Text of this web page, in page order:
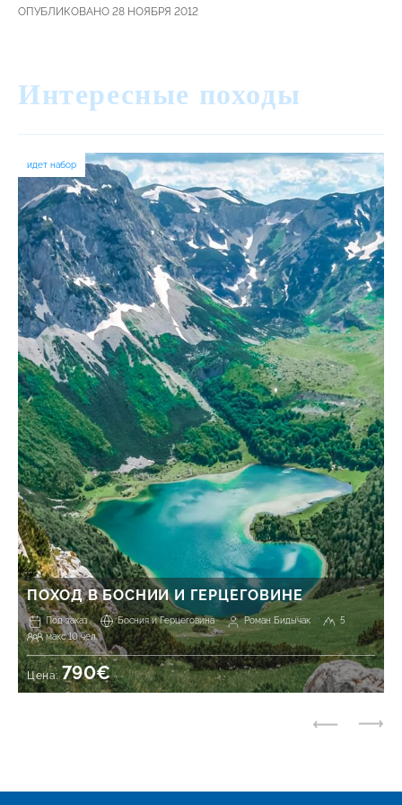
ОПУБЛИКОВАНО 28 НОЯБРЯ 2012
Интересные походы
идет набор
ПОХОД В БОСНИИ И ГЕРЦЕГОВИНЕ
Под заказ Босния и Герцеговина Роман Бидычак
5
макс 10 чел.
Цена:790€